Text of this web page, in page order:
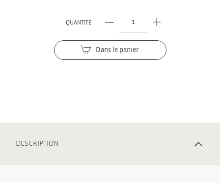
QUANTITÉ
Je
mange
Dans le panier
DESCRIPTION